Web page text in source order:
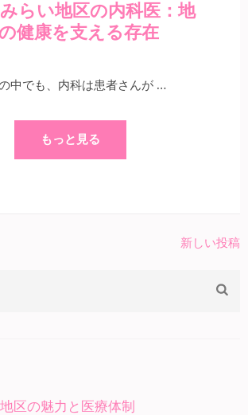
らい地区の内科医：地
健康を支える存在
中でも、内科は患者さんが …
もっと見る
新しい投稿
区の魅力と医療体制